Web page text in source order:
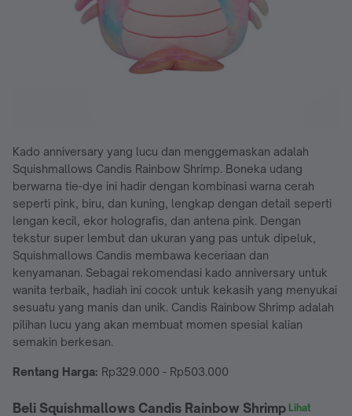
Kado anniversary yang lucu dan menggemaskan adalah
Squishmallows Candis Rainbow Shrimp. Boneka udang
berwarna tie-dye ini hadir dengan kombinasi warna cerah
seperti pink, biru, dan kuning, lengkap dengan detail seperti
lengan kecil, ekor holografis, dan antena pink. Dengan
tekstur super lembut dan ukuran yang pas untuk dipeluk,
Squishmallows Candis membawa keceriaan dan
kenyamanan. Sebagai rekomendasi kado anniversary untuk
wanita terbaik, hadiah ini cocok untuk kekasih yang menyukai
sesuatu yang manis dan unik. Candis Rainbow Shrimp adalah
pilihan lucu yang akan membuat momen spesial kalian
semakin berkesan.
Rentang Harga: Rp329.000 - Rp503.000
Beli Squishmallows Candis Rainbow Shrimp Lihat